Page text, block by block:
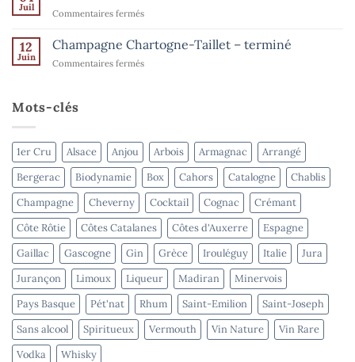
de
l’été
Spiritueux
Juil
Commentaires ferméssur
Goisot
–
terminé
12
Juin
Champagne Chartogne-Taillet – terminé
Commentaires ferméssur
Mots-clés
1er Cru Alsace Anjou Arbois Armagnac
Arrangé
Bergerac
Biodynamie Box Cahors Catalogne
Chablis
Champagne
Cheverny Cocktail Cognac
Crémant
Côte Rôtie
Côtes Catalanes Côtes d'Auxerre
Espagne
Gaillac
Gascogne Gin Grèce Irouléguy Italie
Jura
Jurançon
Limoux Liqueur Madiran
Minervois
Pays Basque
Pét'nat Rhum Saint-Emilion
Saint-Joseph
Sans alcool
Spiritueux Vermouth Vin Nature
Vin Rare
Vodka
Whisky